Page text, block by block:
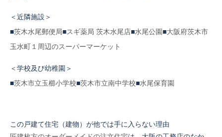
＜近隣施設＞
■茨木水尾郵便局■スギ薬局 茨木水尾店■水尾公園■大阪府茨木市
玉水町１周辺のスーパーマーケット
＜学校及び幼稚園＞
■茨木市立玉櫛小学校■茨木市立南中学校■水尾保育園
この戸建て住宅（建物）が他では手に入らない理由